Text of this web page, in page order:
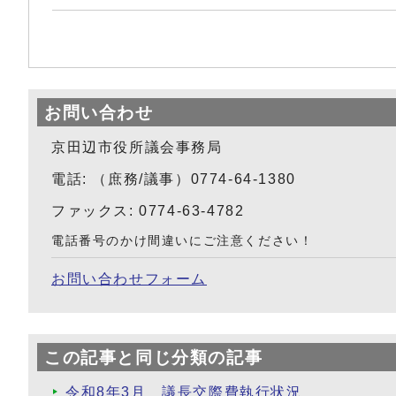
お問い合わせ
京田辺市役所議会事務局
電話: （庶務/議事）0774-64-1380
ファックス: 0774-63-4782
電話番号のかけ間違いにご注意ください！
お問い合わせフォーム
この記事と同じ分類の記事
令和8年3月 議長交際費執行状況